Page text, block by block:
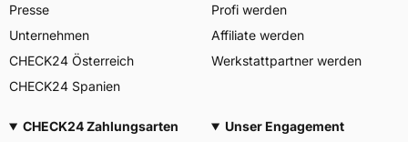
APLUS, Qingdao China,
miranda@haohuature.com
corrado bergagna,
Presse
Unternehmen
CHECK24 Österreich
CHECK24 Spanien
Profi werden
Affiliate werden
Werkstattpartner werden
CHECK24 Zahlungsarten
Unser Engagement